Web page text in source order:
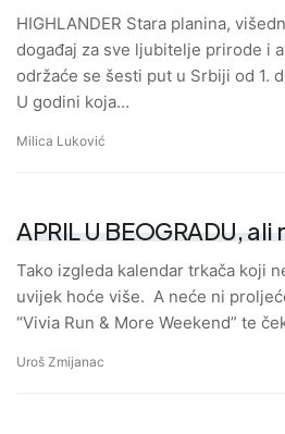
HIGHLANDER Stara planina,
događaj za sve ljubitelje prirode i
održaće se šesti put u Srbiji od 1.
U godini koja…
Milica Luković
APRIL U BEOGRADU,
Tako izgleda kalendar trkača koji
uvijek hoće više. A neće ni
“Vivia Run & More Weekend” te
Uroš Zmijanac